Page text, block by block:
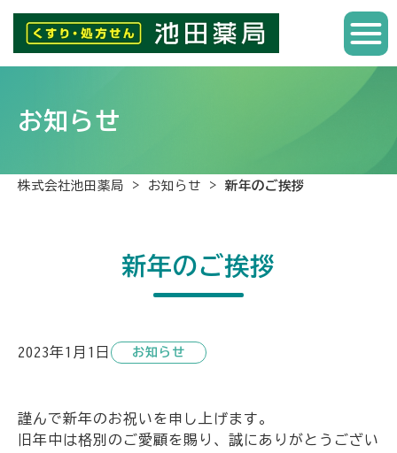
お知らせ
株式会社池田薬局 > お知らせ > 新年のご挨拶
新年のご挨拶
2023年1月1日 お知らせ
謹んで新年のお祝いを申し上げます。
旧年中は格別のご愛顧を賜り、誠にありがとうござい